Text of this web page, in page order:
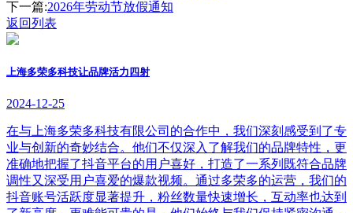
下一篇:2026年劳动节放假通知
返回列表
上海多荣多科技让品牌活力四射
2024-12-25
在与上海多荣多科技有限公司的合作中，我们深刻感受到了专
业与创新的奇妙结合。他们不仅深入了解我们的品牌特性，更
准确地把握了抖音平台的用户喜好，打造了一系列既符合品牌
调性又深受用户喜爱的爆款视频。通过多荣多的运营，我们的
抖音账号活跃度显著提升，粉丝数量快速增长，互动率也达到